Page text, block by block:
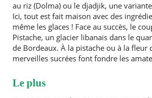
au riz (Dolma) ou le djadjik, une
Ici, tout est fait maison avec des
même les glaces ! Face au succès, le
Pistache, un glacier libanais dans le
de Bordeaux. À la pistache ou à la fleur
merveilles sucrées font fondre les
Le plus